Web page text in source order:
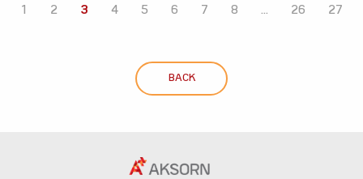
1 2 3 4 5 6 7 8 ... 26 27
BACK